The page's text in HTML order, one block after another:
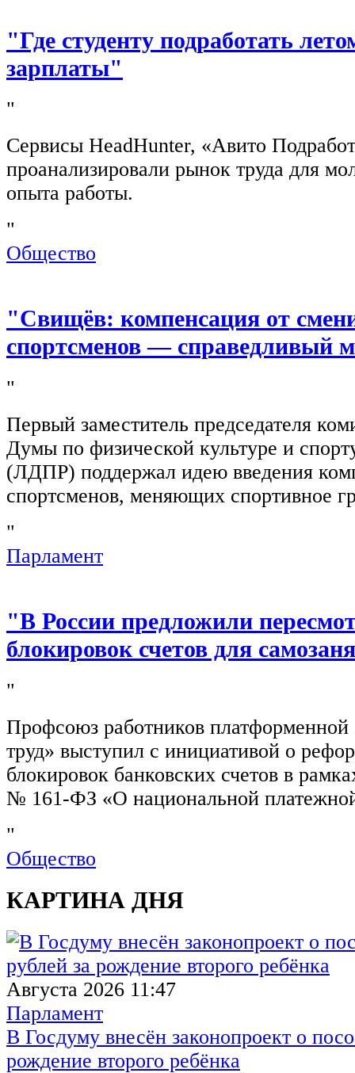
"Где студенту подработать
зарплаты"
"
Сервисы HeadHunter, «Авито
проанализировали рынок труда для
опыта работы.
"
Общество
"Свищёв: компенсация от
спортсменов — справедливый
"
Первый заместитель председателя
Думы по физической культуре и
(ЛДПР) поддержал идею введения
спортсменов, меняющих спортивное
"
Парламент
"В России предложили
блокировок счетов для
"
Профсоюз работников
труд» выступил с инициативой о
блокировок банковских счетов в
№ 161-ФЗ «О национальной
"
Общество
КАРТИНА ДНЯ
Августа 2026 11:47
Парламент
В Госдуму внесён законопроект о
рождение второго ребёнка